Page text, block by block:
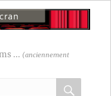
... (anciennement